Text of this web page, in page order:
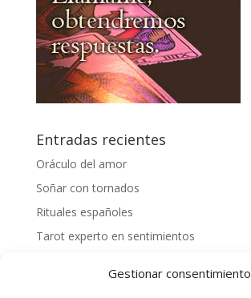
Gestionar consentimiento
Entradas recientes
Oráculo del amor
Soñar con tornados
Rituales españoles
Tarot experto en sentimientos